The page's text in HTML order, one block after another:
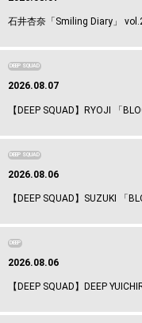
石井杏奈「Smiling Diary」
DEEP SQUAD
2026.08.07
【DEEP SQUAD】RYOJI 「
DEEP SQUAD
2026.08.06
【DEEP SQUAD】SUZUKI 「
DEEP
2026.08.06
【DEEP SQUAD】DEEP